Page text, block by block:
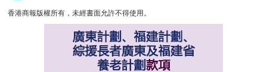
香港商報版權所有，未經書面允許不得使用。